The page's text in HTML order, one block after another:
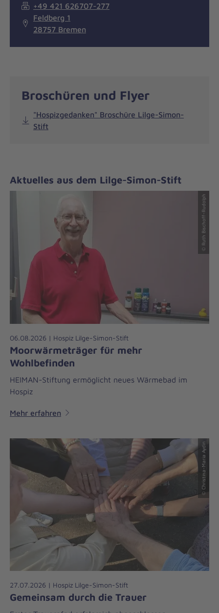
+49 421 626707-277
Feldberg 1
28757 Bremen
Broschüren und Flyer
"Hospizgedanken" Broschüre Lilge-Simon-
Stift
Aktuelles aus dem Lilge-Simon-Stift
© Ruth Bischoff-Rudolph
06.08.2026 | Hospiz Lilge-Simon-Stift
Moorwärmeträger für mehr
Wohlbefinden
HEIMAN-Stiftung ermöglicht neues Wärmebad im
Hospiz
Mehr erfahren
© Christina-Maria Aydin
27.07.2026 | Hospiz Lilge-Simon-Stift
Gemeinsam durch die Trauer